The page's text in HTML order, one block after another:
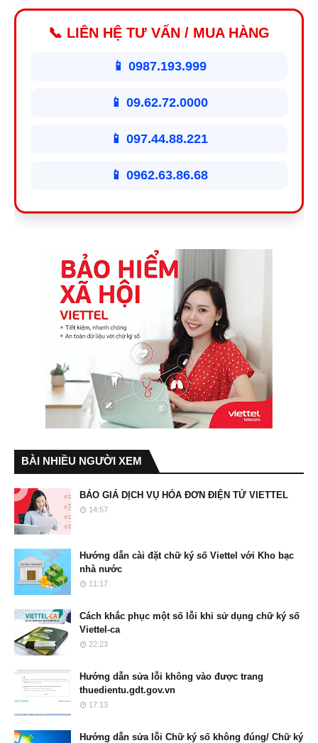
📞 LIÊN HỆ TƯ VẤN / MUA HÀNG
📱 0987.193.999
📱 09.62.72.0000
📱 097.44.88.221
📱 0962.63.86.68
BÀI NHIỀU NGƯỜI XEM
BÁO GIÁ DỊCH VỤ HÓA ĐƠN ĐIỆN TỬ VIETTEL
14:57
Hướng dẫn cài đặt chữ ký số Viettel với Kho bạc
nhà nước
11:17
Cách khắc phục một số lỗi khi sử dụng chữ ký số
Viettel-ca
22:23
Hướng dẫn sửa lỗi không vào được trang
thuedientu.gdt.gov.vn
17:13
Hướng dẫn sửa lỗi Chữ ký số không đúng/ Chữ ký